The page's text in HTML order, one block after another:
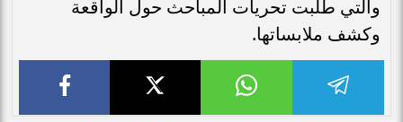
والتي طلبت تحريات المباحث حول الواقعة
وكشف ملابساتها.